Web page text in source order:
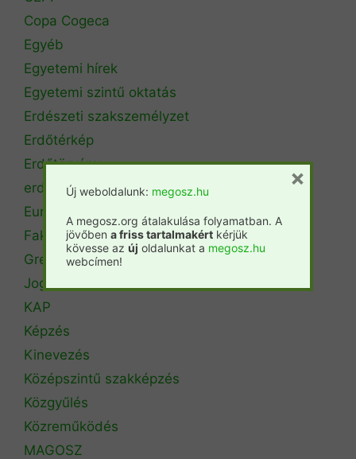
Copa Cogeca
Egyéb
Egyetemi hírek
Egyetemi szintű oktatás
Erdészeti szakszemélyzet
Erdőtérkép
Erdőtörvény
erdőtűz
Európai Unió
Fakitermelés
Green Deal
Jogi állásfoglalás
KAP
Képzés
Kinevezés
Középszintű szakképzés
Közgyűlés
Közreműködés
MAGOSZ
Új weboldalunk: megosz.hu
A megosz.org átalakulása folyamatban. A
jövőben a friss tartalmakért kérjük
kövesse az új oldalunkat a megosz.hu
webcímen!
×